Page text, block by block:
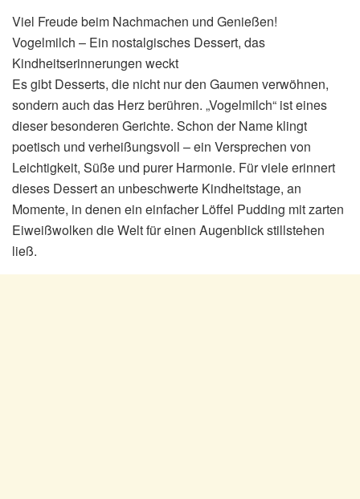
Viel Freude beim Nachmachen und Genießen!
Vogelmilch – Ein nostalgisches Dessert, das
Kindheitserinnerungen weckt
Es gibt Desserts, die nicht nur den Gaumen verwöhnen,
sondern auch das Herz berühren. „Vogelmilch“ ist eines
dieser besonderen Gerichte. Schon der Name klingt
poetisch und verheißungsvoll – ein Versprechen von
Leichtigkeit, Süße und purer Harmonie. Für viele erinnert
dieses Dessert an unbeschwerte Kindheitstage, an
Momente, in denen ein einfacher Löffel Pudding mit zarten
Eiweißwolken die Welt für einen Augenblick stillstehen
ließ.